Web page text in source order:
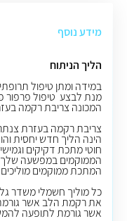
מידע נוסף
הליך הניתוח
במידה ומתן טיפול
מנת לבצע טיפול פרפור
המכונה צריבת רקמה
צריבת רקמה בעזרת
הינה הליך חדש יחסית
חוטי מתכת דקיקים
הממוקמים במפשעה שלך
המתכת ממוקמים
כל מוליך חשמלי משדר
את רקמת הלב אשר
אשר גורמת לתופעה